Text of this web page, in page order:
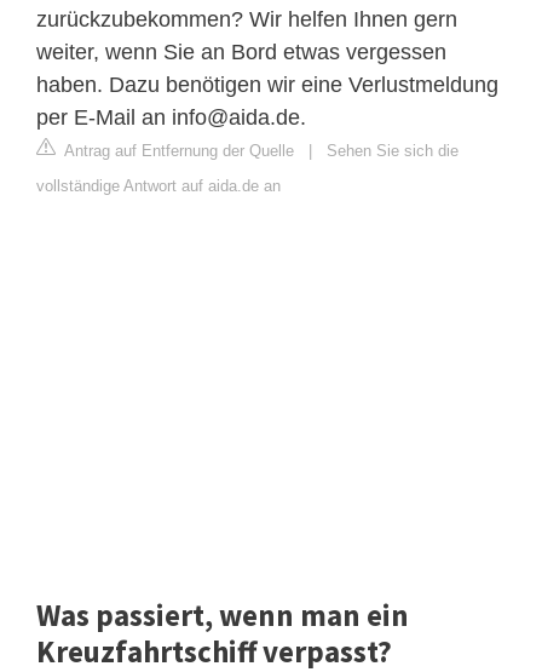
zurückzubekommen? Wir helfen Ihnen gern
weiter, wenn Sie an Bord etwas vergessen
haben. Dazu benötigen wir eine Verlustmeldung
per E-Mail an info@aida.de.
Antrag auf Entfernung der Quelle | Sehen Sie sich die
vollständige Antwort auf aida.de an
Was passiert, wenn man ein
Kreuzfahrtschiff verpasst?